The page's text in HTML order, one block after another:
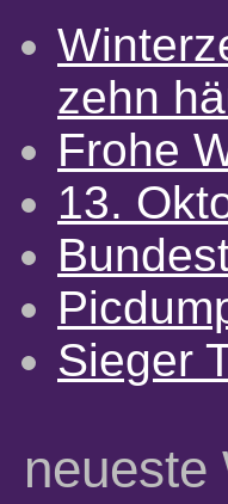
zehn
Frohe
13.
Sieger
neueste